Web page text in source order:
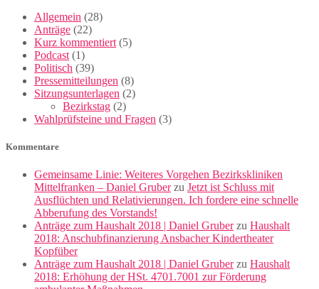
Allgemein (28)
Anträge (22)
Kurz kommentiert (5)
Podcast (1)
Politisch (39)
Pressemitteilungen (8)
Sitzungsunterlagen (2)
Bezirkstag (2)
Wahlprüfsteine und Fragen (3)
Kommentare
Gemeinsame Linie: Weiteres Vorgehen Bezirkskliniken
Mittelfranken – Daniel Gruberzu Jetzt ist Schluss mit
Ausflüchten und Relativierungen. Ich fordere eine schnelle
Abberufung des Vorstands!
Anträge zum Haushalt 2018 | Daniel Gruberzu Haushalt
2018: Anschubfinanzierung Ansbacher Kindertheater
Kopfüber
Anträge zum Haushalt 2018 | Daniel Gruberzu Haushalt
2018: Erhöhung der HSt. 4701.7001 zur Förderung